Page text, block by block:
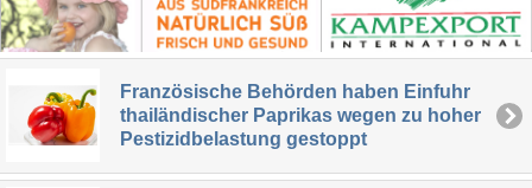
Französische Behörden haben Einfuhr
thailändischer Paprikas wegen zu hoher
Pestizidbelastung gestoppt